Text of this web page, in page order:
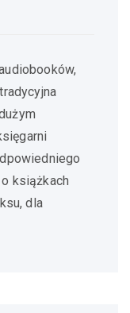
książkach
dla